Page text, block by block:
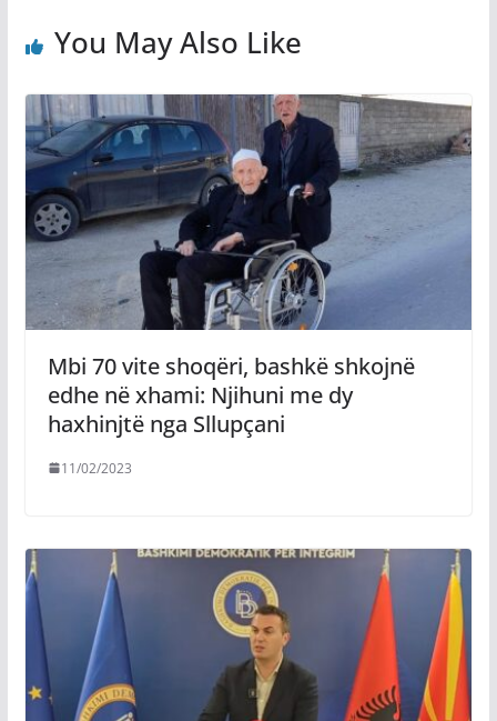
You May Also Like
Mbi 70 vite shoqëri, bashkë shkojnë
edhe në xhami: Njihuni me dy
haxhinjtë nga Sllupçani
11/02/2023